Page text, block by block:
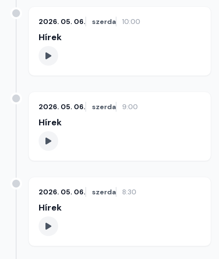
2026. 05. 06. szerda 10:00
Hírek
2026. 05. 06. szerda 9:00
Hírek
2026. 05. 06. szerda 8:30
Hírek